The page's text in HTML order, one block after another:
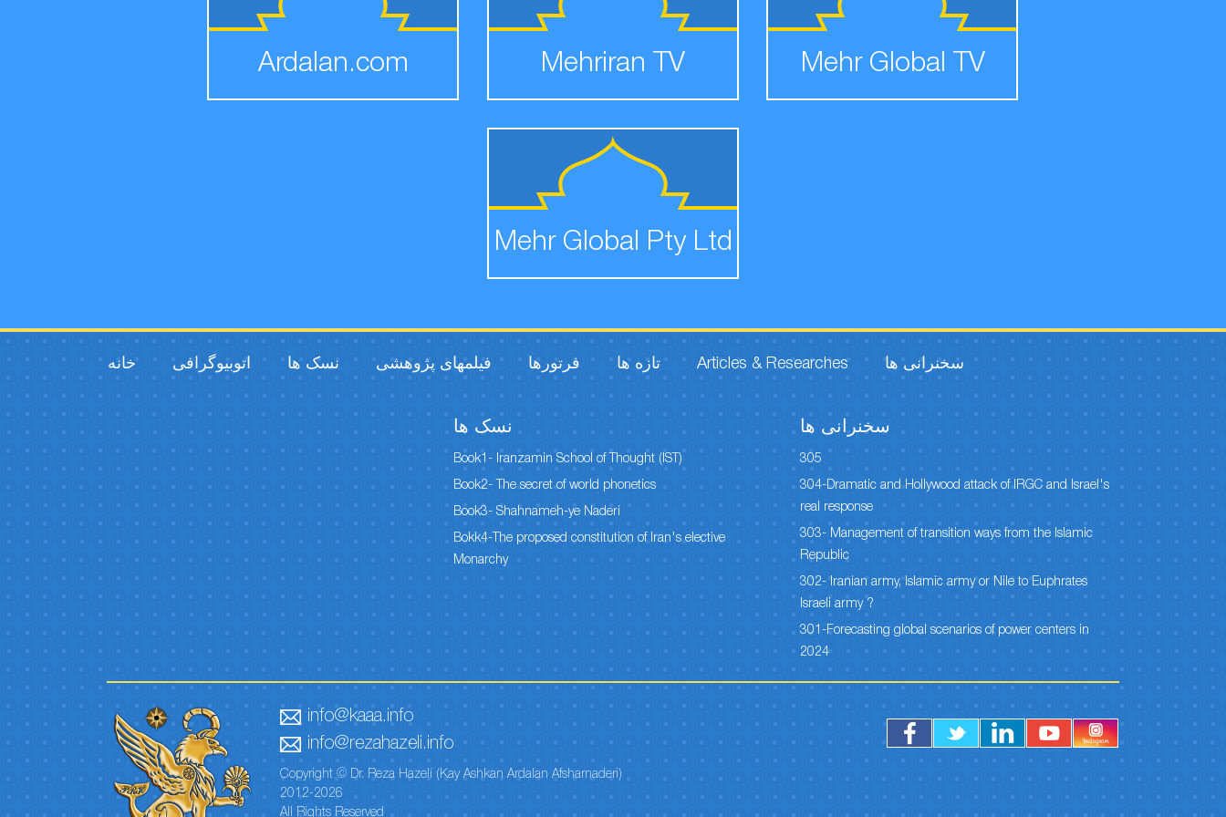
Ardalan.com Mehriran TV Mehr Global TV
Mehr Global Pty Ltd
خانه اتوبیوگرافی نسک ها فیلمهای پژوهشی فرتورها تازه ها Articles & Researches سخنرانی ها
نسک ها
Book1- Iranzamin School of Thought (IST)
Book2- The secret of world phonetics
Book3- Shahnameh-ye Naderi
Bokk4-The proposed constitution of Iran's elective
Monarchy
سخنرانی ها
305
304-Dramatic and Hollywood attack of IRGC and Israel's
real response
303- Management of transition ways from the Islamic
Republic
302- Iranian army, Islamic army or Nile to Euphrates
Israeli army ?
301-Forecasting global scenarios of power centers in
2024
info@kaaa.info
info@rezahazeli.info
Copyright © Dr. Reza Hazeli (Kay Ashkan Ardalan Afsharnaderi)
2012-2026
All Rights Reserved